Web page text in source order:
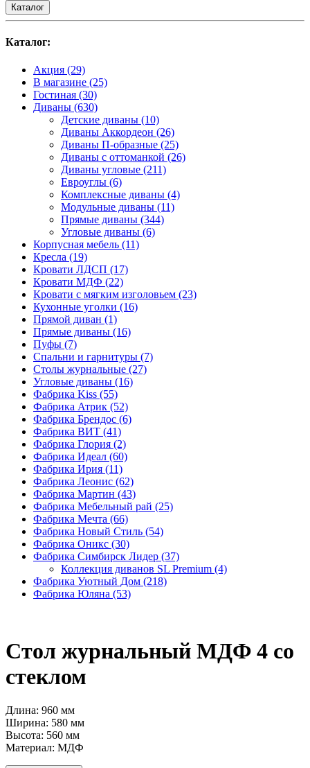
Каталог
Каталог:
Акция (29)
В магазине (25)
Гостиная (30)
Диваны (630)
Детские диваны (10)
Диваны Аккордеон (26)
Диваны П-образные (25)
Диваны с оттоманкой (26)
Диваны угловые (211)
Евроуглы (6)
Комплексные диваны (4)
Модульные диваны (11)
Прямые диваны (344)
Угловые диваны (6)
Корпусная мебель (11)
Кресла (19)
Кровати ЛДСП (17)
Кровати МДФ (22)
Кровати с мягким изголовьем (23)
Кухонные уголки (16)
Прямой диван (1)
Прямые диваны (16)
Пуфы (7)
Спальни и гарнитуры (7)
Столы журнальные (27)
Угловые диваны (16)
Фабрика Kiss (55)
Фабрика Атрик (52)
Фабрика Брендос (6)
Фабрика ВИТ (41)
Фабрика Глория (2)
Фабрика Идеал (60)
Фабрика Ирия (11)
Фабрика Леонис (62)
Фабрика Мартин (43)
Фабрика Мебельный рай (25)
Фабрика Мечта (66)
Фабрика Новый Стиль (54)
Фабрика Оникс (30)
Фабрика Симбирск Лидер (37)
Коллекция диванов SL Premium (4)
Фабрика Уютный Дом (218)
Фабрика Юляна (53)
Стол журнальный МДФ 4 со
стеклом
Длина: 960 мм
Ширина: 580 мм
Высота: 560 мм
Материал: МДФ